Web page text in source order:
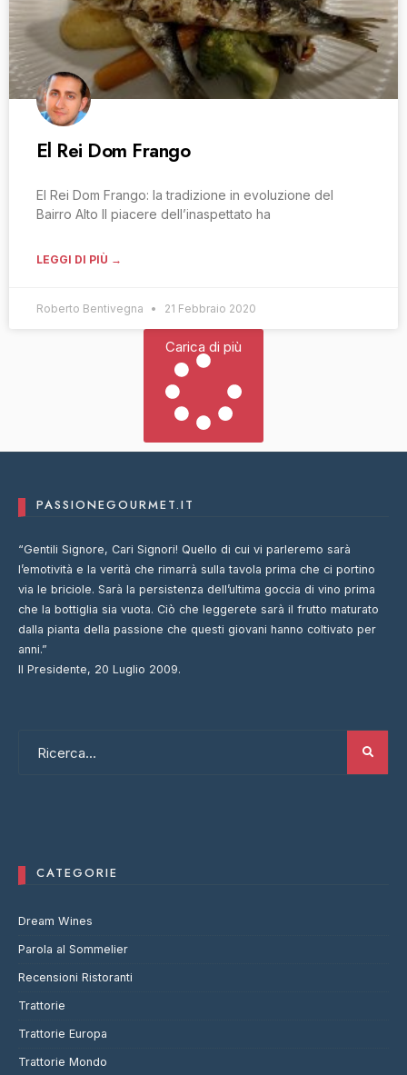
El Rei Dom Frango
El Rei Dom Frango: la tradizione in evoluzione del
Bairro Alto Il piacere dell’inaspettato ha
LEGGI DI PIÙ →
Roberto Bentivegna 21 Febbraio 2020
Carica di più
PASSIONEGOURMET.IT
“Gentili Signore, Cari Signori! Quello di cui vi parleremo sarà
l’emotività e la verità che rimarrà sulla tavola prima che ci portino
via le briciole. Sarà la persistenza dell’ultima goccia di vino prima
che la bottiglia sia vuota. Ciò che leggerete sarà il frutto maturato
dalla pianta della passione che questi giovani hanno coltivato per
anni.”
Il Presidente, 20 Luglio 2009.
CATEGORIE
Dream Wines
Parola al Sommelier
Recensioni Ristoranti
Trattorie
Trattorie Europa
Trattorie Mondo